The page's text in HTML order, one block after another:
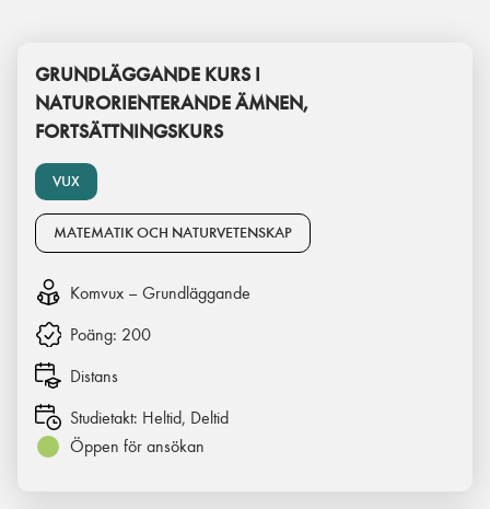
VUX
GRUNDLÄGGANDE KURS I
NATURORIENTERANDE ÄMNEN,
FORTSÄTTNINGSKURS
MATEMATIK OCH NATURVETENSKAP
Komvux – Grundläggande
Poäng: 200
Distans
Studietakt: Heltid, Deltid
Öppen för ansökan